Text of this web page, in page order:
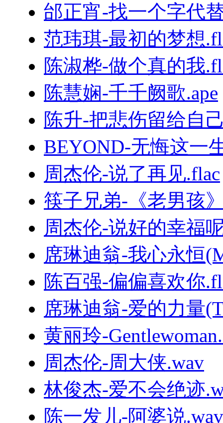
邰正宵-找一个字代
范玮琪-最初的梦想
陈淑桦-做个真的我
陈慧娴-千千阙歌.ape
陈升-把悲伤留给自
BEYOND-无悔这一
周杰伦-说了再见.flac
筷子兄弟-《老男孩
周杰伦-说好的幸福
席琳迪翁-我心永恒
陈百强-偏偏喜欢你
席琳迪翁-爱的力量
黄丽玲-
周杰伦-周大侠.wav
林俊杰-爱不会绝迹
陈一发儿-阿婆说.wav